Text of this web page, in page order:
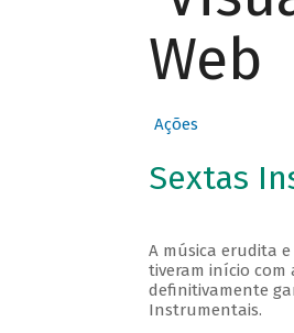
Web
Ações
Sextas
A música erudita
tiveram início com
definitivamente
Instrumentais.